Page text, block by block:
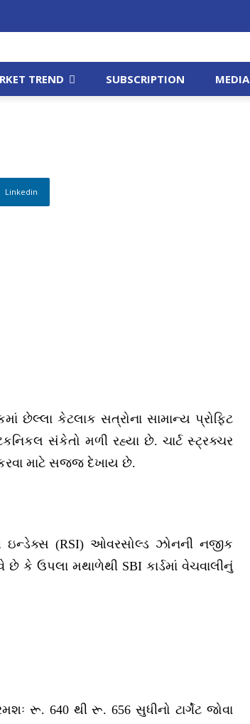
TREND SUBSCRIPTION MEDIA
Linkedin
છેલ્લા કેટલાક સત્રોના સામાન્ય પ્રોફિટ
સંકેતો મળી રહ્યા છે. ચાર્ટ સ્ટ્રક્ચર
માટે સજ્જ દેખાય છે.
ઇન્ડેક્સ (RSI) ઓવરસોલ્ડ ઝોનની નજીક
કે ઉપલા મથાળેથી SBI કાર્ડમાં વેચવાલીનું
રૂ. 640 થી રૂ. 656 સુધીનો ટાર્ગેટ જોવા